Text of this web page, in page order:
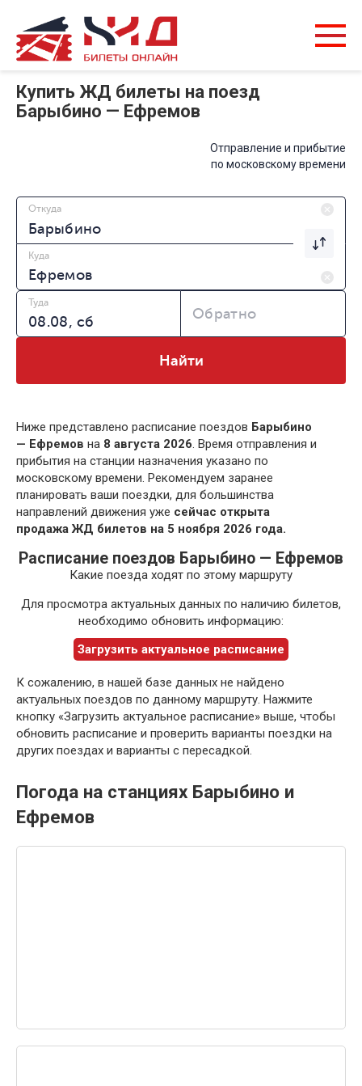
Купить ЖД билеты на поезд
Барыбино — Ефремов
Отправление и прибытие
по московскому времени
Откуда
Куда
Туда
Обратно
Найти
Ниже представлено расписание поездов Барыбино
— Ефремов на 8 августа 2026. Время отправления и
прибытия на станции назначения указано по
московскому времени. Рекомендуем заранее
планировать ваши поездки, для большинства
направлений движения уже сейчас открыта
продажа ЖД билетов на 5 ноября 2026 года.
Расписание поездов Барыбино — Ефремов
Какие поезда ходят по этому маршруту
Для просмотра актуальных данных по наличию билетов,
необходимо обновить информацию:
Загрузить актуальное расписание
К сожалению, в нашей базе данных не найдено
актуальных поездов по данному маршруту. Нажмите
кнопку «Загрузить актуальное расписание» выше, чтобы
обновить расписание и проверить варианты поездки на
других поездах и варианты с пересадкой.
Погода на станциях Барыбино и
Ефремов